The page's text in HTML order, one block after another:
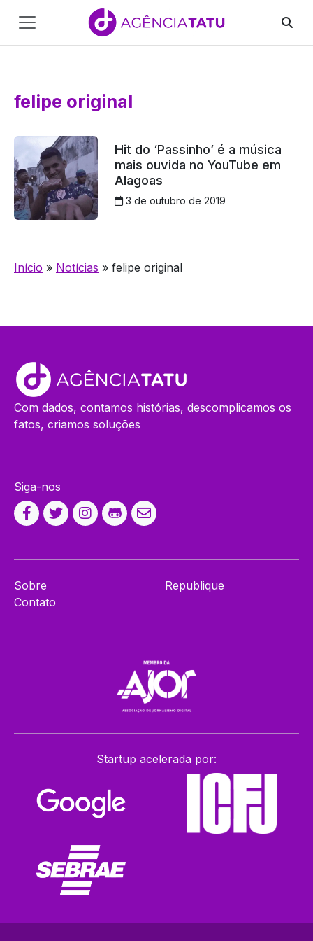
Main
Navigation
felipe original
Hit do ‘Passinho’ é a música
mais ouvida no YouTube em
Alagoas
3 de outubro de 2019
Início » Notícias » felipe original
Com dados, contamos histórias, descomplicamos os
fatos, criamos soluções
Siga-nos
Sobre
Contato
Republique
Startup acelerada por: